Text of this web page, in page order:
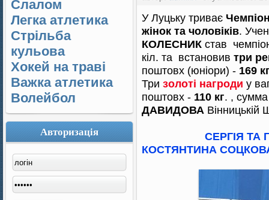
Cлалом
Легка атлетика
Стрільба
кульова
Хокей на траві
Важка атлетика
Волейбол
Авторизація
У Луцьку триває
жінок та чоловіків.
КОЛЕСНИК став
кіл. та встановив три
поштовх (юніори) - 169
Три золоті нагроди у
поштовх - 110 кг. ,
ДАВИДОВА Вінницькій
СЕРГІЯ ТА
КОСТЯНТИНА